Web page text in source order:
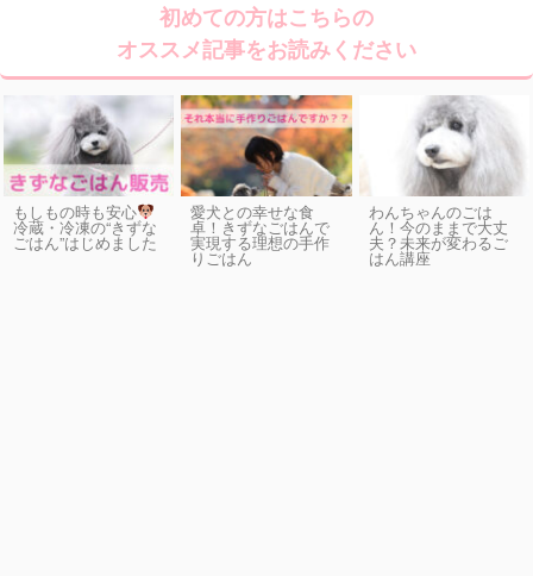
初めての方はこちらの
オススメ記事をお読みください
もしもの時も安心
冷蔵・冷凍の“きずな
ごはん”はじめました
愛犬との幸せな食
卓！きずなごはんで
実現する理想の手作
りごはん
わんちゃんのごは
ん！今のままで大丈
夫？未来が変わるご
はん講座